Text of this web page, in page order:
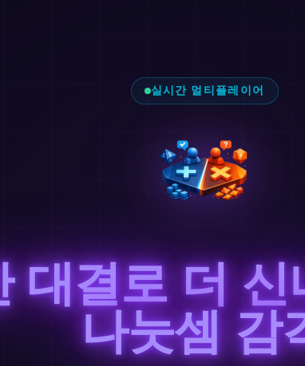
실시간 멀티플레이어
대결로 더
나눗셈 감